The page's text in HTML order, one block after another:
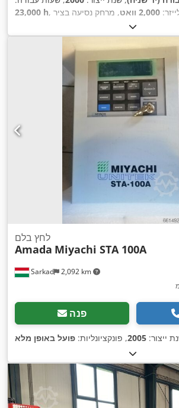
23,000 h
2,000 וואט
מ"מ, משקל כולל:6,500 ק"ג , מספר צירים:3 ,
Sarkad 2,092 km
לחץ בלם
Amada Miyachi STA 100A
פנה
ייצור: 2005, פונקציונליות: פועל באופן מלא